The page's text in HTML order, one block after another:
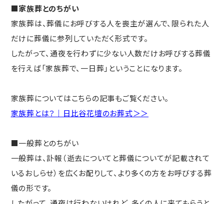
■家族葬とのちがい
家族葬は、葬儀にお呼びする人を喪主が選んで、限られた人
だけに葬儀に参列していただく形式です。
したがって、通夜を行わずに少ない人数だけお呼びする葬儀
を行えば「家族葬で、一日葬」ということになります。
家族葬についてはこちらの記事もご覧ください。
家族葬とは？｜日比谷花壇のお葬式＞＞
■一般葬とのちがい
一般葬は、訃報（逝去についてと葬儀についてが記載されて
いるおしらせ）を広くお配りして、より多くの方をお呼びする葬
儀の形です。